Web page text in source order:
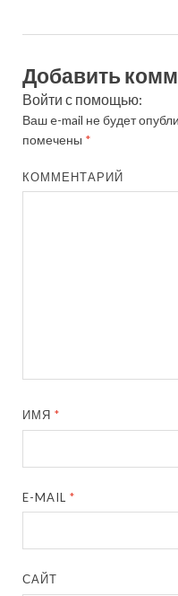
Добавить
Войти с помощью:
Ваш e-mail не будет
помечены *
КОММЕНТАРИЙ
ИМЯ*
E-MAIL*
САЙТ